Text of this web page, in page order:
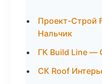
Проект-Строй
Нальчик
ГК Build Line —
СК Roof